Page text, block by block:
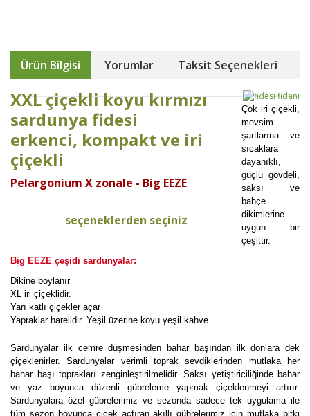
Ürün Bilgisi Yorumlar Taksit Seçenekleri
XXL çiçekli koyu kırmızı
sardunya fidesi
erkenci, kompakt ve iri
çiçekli
Pelargonium X zonale - Big EEZE
seçeneklerden seçiniz
Çok iri çiçekli,
mevsim
şartlarına ve
sıcaklara
dayanıklı,
güçlü gövdeli,
saksı ve
bahçe
dikimlerine
uygun bir
çeşittir.
Big EEZE çeşidi sardunyalar:
Dikine boylanır
XL iri çiçeklidir.
Yarı katlı çiçekler açar
Yapraklar harelidir. Yeşil üzerine koyu yeşil kahve.
Sardunyalar ilk cemre düşmesinden bahar başından ilk donlara dek
çiçeklenirler. Sardunyalar verimli toprak sevdiklerinden mutlaka her
bahar başı toprakları zenginleştirilmelidir. Saksı yetiştiriciliğinde bahar
ve yaz boyunca düzenli gübreleme yapmak çiçeklenmeyi artırır.
Sardunyalara özel gübrelerimiz ve sezonda sadece tek uygulama ile
tüm sezon boyunca çiçek açtıran akıllı gübrelerimiz için mutlaka bitki